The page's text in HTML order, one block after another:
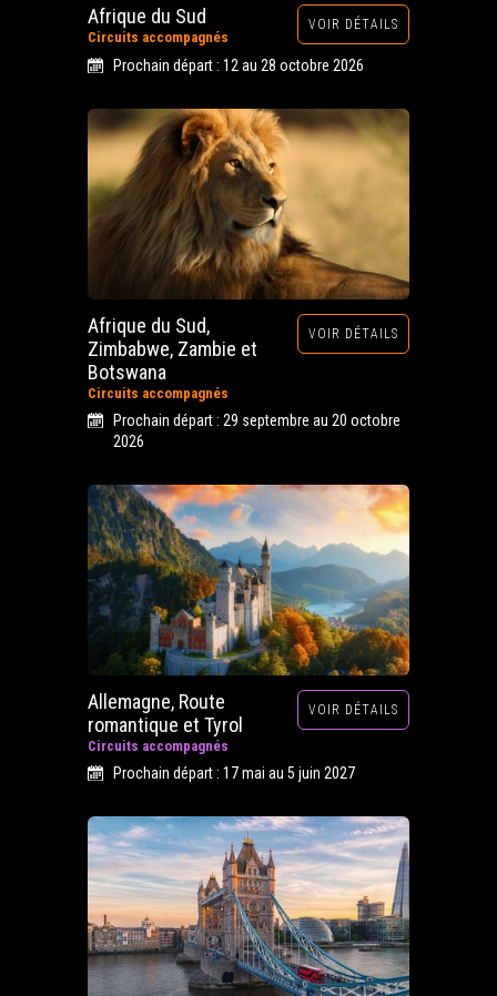
Afrique du Sud
Circuits accompagnés
VOIR DÉTAILS
Prochain départ : 12 au 28 octobre 2026
Afrique du Sud,
Zimbabwe, Zambie et
Botswana
Circuits accompagnés
VOIR DÉTAILS
Prochain départ : 29 septembre au 20 octobre
2026
Allemagne, Route
romantique et Tyrol
Circuits accompagnés
VOIR DÉTAILS
Prochain départ : 17 mai au 5 juin 2027